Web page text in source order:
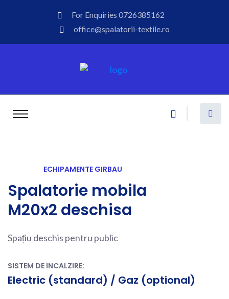
For Enquiries 0726385162
office@spalatorii-textile.ro
ECHIPAMENTE GIRBAU
Spalatorie mobila
M20x2 deschisa
Spațiu deschis pentru public
SISTEM DE INCALZIRE:
Electric (standard) / Gaz (optional)